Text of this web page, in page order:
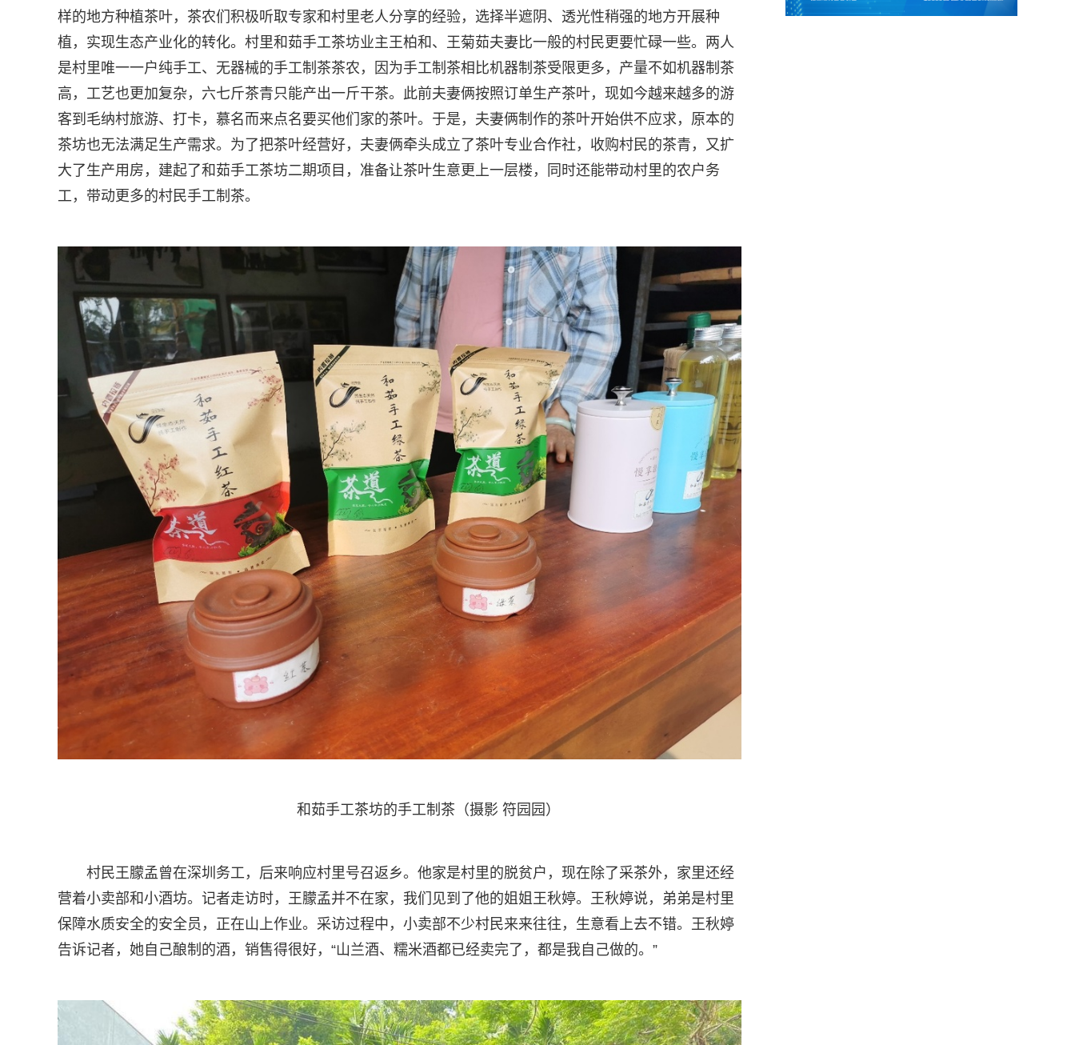
样的地方种植茶叶，茶农们积极听取专家和村里老人分享的经验，选择半遮阴、透光性稍强的地方开展种
植，实现生态产业化的转化。村里和茹手工茶坊业主王柏和、王菊茹夫妻比一般的村民更要忙碌一些。两人
是村里唯一一户纯手工、无器械的手工制茶茶农，因为手工制茶相比机器制茶受限更多，产量不如机器制茶
高，工艺也更加复杂，六七斤茶青只能产出一斤干茶。此前夫妻俩按照订单生产茶叶，现如今越来越多的游
客到毛纳村旅游、打卡，慕名而来点名要买他们家的茶叶。于是，夫妻俩制作的茶叶开始供不应求，原本的
茶坊也无法满足生产需求。为了把茶叶经营好，夫妻俩牵头成立了茶叶专业合作社，收购村民的茶青，又扩
大了生产用房，建起了和茹手工茶坊二期项目，准备让茶叶生意更上一层楼，同时还能带动村里的农户务
工，带动更多的村民手工制茶。
和茹手工茶坊的手工制茶（摄影 符园园）
村民王朦孟曾在深圳务工，后来响应村里号召返乡。他家是村里的脱贫户，现在除了采茶外，家里还经
营着小卖部和小酒坊。记者走访时，王朦孟并不在家，我们见到了他的姐姐王秋婷。王秋婷说，弟弟是村里
保障水质安全的安全员，正在山上作业。采访过程中，小卖部不少村民来来往往，生意看上去不错。王秋婷
告诉记者，她自己酿制的酒，销售得很好，“山兰酒、糯米酒都已经卖完了，都是我自己做的。”